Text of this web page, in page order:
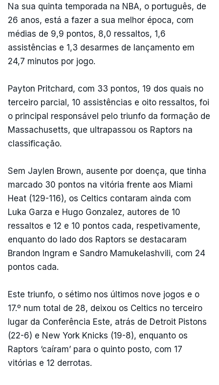
Na sua quinta temporada na NBA, o português, de
26 anos, está a fazer a sua melhor época, com
médias de 9,9 pontos, 8,0 ressaltos, 1,6
assistências e 1,3 desarmes de lançamento em
24,7 minutos por jogo.
Payton Pritchard, com 33 pontos, 19 dos quais no
terceiro parcial, 10 assistências e oito ressaltos, foi
o principal responsável pelo triunfo da formação de
Massachusetts, que ultrapassou os Raptors na
classificação.
Sem Jaylen Brown, ausente por doença, que tinha
marcado 30 pontos na vitória frente aos Miami
Heat (129-116), os Celtics contaram ainda com
Luka Garza e Hugo Gonzalez, autores de 10
ressaltos e 12 e 10 pontos cada, respetivamente,
enquanto do lado dos Raptors se destacaram
Brandon Ingram e Sandro Mamukelashvili, com 24
pontos cada.
Este triunfo, o sétimo nos últimos nove jogos e o
17.º num total de 28, deixou os Celtics no terceiro
lugar da Conferência Este, atrás de Detroit Pistons
(22-6) e New York Knicks (19-8), enquanto os
Raptors ‘caíram’ para o quinto posto, com 17
vitórias e 12 derrotas.